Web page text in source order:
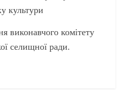
культури
виконавчого комітету
селищної ради.